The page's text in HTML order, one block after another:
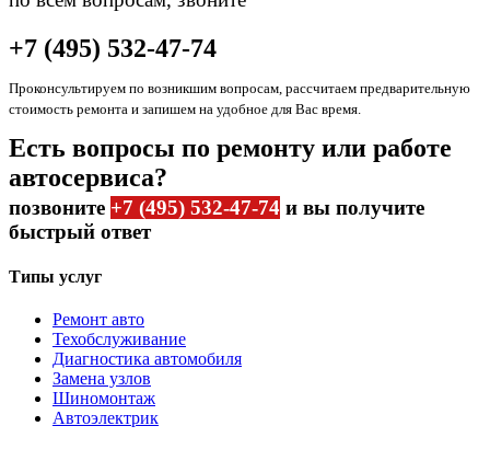
+7 (495) 532-47-74
Проконсультируем по возникшим вопросам, рассчитаем предварительную
стоимость ремонта и запишем на удобное для Вас время.
Есть вопросы по ремонту или работе
автосервиса?
позвоните +7 (495) 532-47-74 и вы получите
быстрый ответ
Типы услуг
Ремонт авто
Техобслуживание
Диагностика автомобиля
Замена узлов
Шиномонтаж
Автоэлектрик